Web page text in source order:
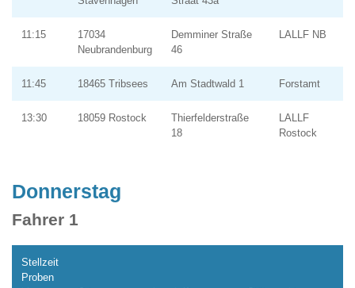
11:15
17034
Neubrandenburg
Demminer Straße
46
LALLF NB
11:45 18465 Tribsees Am Stadtwald 1 Forstamt
13:30 18059 Rostock
Thierfelderstraße
18
LALLF
Rostock
Donnerstag
Fahrer 1
Stellzeit
Proben